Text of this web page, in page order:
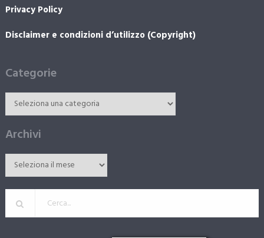
Privacy Policy
Disclaimer e condizioni d’utilizzo (Copyright)
Categorie
Archivi